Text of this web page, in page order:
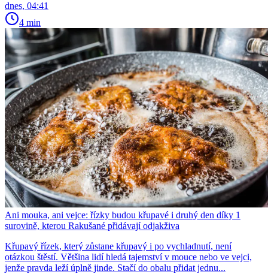
dnes, 04:41
4 min
Ani mouka, ani vejce: řízky budou křupavé i druhý den díky 1
surovině, kterou Rakušané přidávají odjakživa
Křupavý řízek, který zůstane křupavý i po vychladnutí, není
otázkou štěstí. Většina lidí hledá tajemství v mouce nebo ve vejci,
jenže pravda leží úplně jinde. Stačí do obalu přidat jednu...